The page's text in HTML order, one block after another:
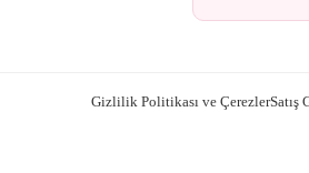
Gizlilik Politikası ve ÇerezlerSatış